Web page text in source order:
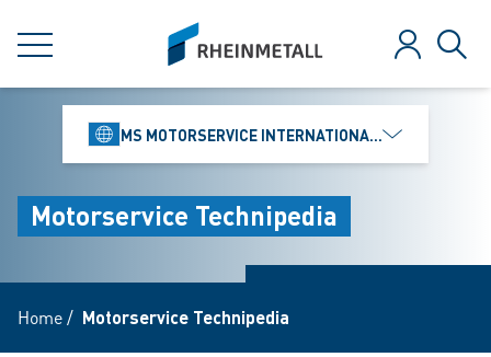
MENU
siteLogo
Zaloguj
MS MOTORSERVICE INTERNATIONAL GMBH
Motorservice Technipedia
Home/ Motorservice Technipedia